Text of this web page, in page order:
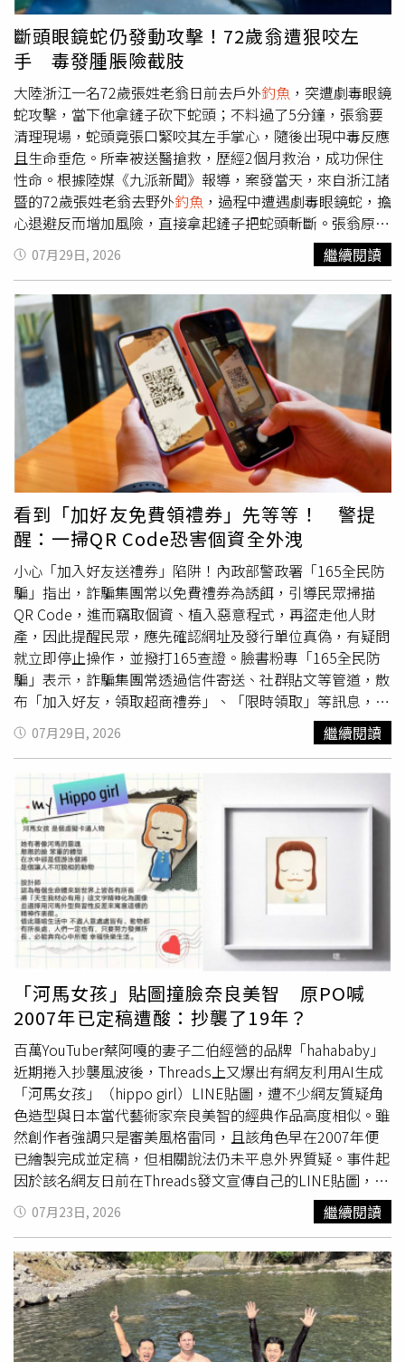
安全宣導攤位，透過趣味的「號誌翻翻樂」互動遊戲寓教於
樂，有效提升民眾與學生的交通安全觀念。新莊分局表示，
今年暑期青春專案將持續結合多元化的宣導活動，全面推動
反詐騙、反毒及掃黑等重點工作，並持續透過校園、社區與
企業的三方合作，強化青少年法治教育與自我保護能力。治
安工作需要全民共同參與，盼能透過熱血球賽將識詐、防毒
與交通安全觀念帶入每個家庭與社區，攜手打造更安全、幸
福的成長環境。
斷頭眼鏡蛇仍發動攻擊！72歲翁遭狠咬左
手 毒發腫脹險截肢
大陸浙江一名72歲張姓老翁日前去戶外釣魚 ，突遭劇毒眼鏡
蛇攻擊，當下他拿鏟子砍下蛇頭；不料過了5分鐘，張翁要
清理現場，蛇頭竟張口緊咬其左手掌心，隨後出現中毒反應
且生命垂危。所幸被送醫搶救，歷經2個月救治，成功保住
性命。根據陸媒《九派新聞》報導，案發當天，來自浙江諸
暨的72歲張姓老翁去野外釣魚 ，過程中遭遇劇毒眼鏡蛇，擔
心退避反而增加風險，直接拿起鏟子把蛇頭斬斷。張翁原以
為眼鏡蛇已死亡，徒手撿拾蛇頭時，已離體的蛇頭因神經反
射突然爆發攻擊，將毒牙深深刺入張翁左手掌心。張翁被咬
後，傷口迅速發黑腫脹，短短20分鐘內出現胸悶、噁心及視
力模糊等中毒反應，隨即被緊急送往浙江省中醫院急診科救
治。醫療團隊表示，張翁送醫時左手臂已腫脹變黑紫色像茄
子，加上心律過速且血壓暴降，體內肌酸激酶等指標飆升，
屬於典型的眼鏡蛇毒「神經—細胞—心臟」三重毒性發作。
倘若未即時搶救恐有生命危險，醫療團隊隨即展開治療，先
後實施肌肉筋膜切開減壓及負壓引流等手術，搶在壞死組織
蔓延前完成清創，並安排重症照護以穩定生命徵象。張翁度
過危險期後，由於患肢感染嚴重，一度面臨截肢危機。醫療
團隊採用系統性保肢方案，透過多次清創、人工真皮移植與
護理團隊的復健計畫，成功修復創面並保留其左手功能。張
翁在治療2個月後已順利康復出院，並向醫護人員致謝。對
此，醫師提醒，爬行類動物在頭部離體後，脊髓反射機制仍
可維持數十分鐘甚至更長時間，斷頭的咬合力與毒腺注射功
能依然存在，切勿徒手觸碰。若民眾不幸遭毒蛇咬傷，應保
持冷靜並記下蛇類特徵或拍照，儘速就醫，切忌自行用嘴吸
吮、隨意切開傷口或劇烈奔跑，以免加速毒液擴散。
07月29日, 2026 繼續閱讀
看到「加好友免費領禮券」先等等！ 警提
醒：一掃QR Code恐害個資全外洩
小心「加入好友送禮券」陷阱！內政部警政署「165全民防
騙」指出，詐騙集團常以免費禮券為誘餌，引導民眾掃描
QR Code，進而竊取個資、植入惡意程式，再盜走他人財
產，因此提醒民眾，應先確認網址及發行單位真偽，有疑問
就立即停止操作，並撥打165查證。臉書粉專「165全民防
騙」表示，詐騙集團常透過信件寄送、社群貼文等管道，散
布「加入好友，領取超商禮券」、「限時領取」等訊息，誘
導民眾掃描QR Code。「165全民防騙」指出，若直接掃描
QR Code，下秒可能跳轉至
網站，並被要求填寫姓名、
電話、銀行帳號等個資，甚至誘導下載不明 APP、開啟手機
權限，還可能被植入木馬程式，造成手機資料外洩，進而導
致帳號遭盜用或財產損失。「165全民防騙」強調，看到陌
生 QR Code，務必先確認發行單位及網址真偽；若有疑
問，立即停止操作，並撥打165反詐騙專線查證。「165全
民防騙」也提醒，真正的超商禮券只有2種，分別是「實體
禮券」與「虛擬商品卡」，前者可直接持券到門市使用，不
需要掃描QR Code，也不用登記資料，後者則多由官方APP
或簡訊發送，兌換方法由官方平台清楚說明，不需要加好
07月29日, 2026 繼續閱讀
「河馬女孩」貼圖撞臉奈良美智 原PO喊
2007年已定稿遭酸：抄襲了19年？
百萬YouTuber蔡阿嘎的妻子二伯經營的品牌「hahababy」
近期捲入抄襲風波後，Threads上又爆出有網友利用AI生成
「河馬女孩」（hippo girl）LINE貼圖，遭不少網友質疑角
色造型與日本當代藝術家奈良美智的經典作品高度相似。雖
然創作者強調只是審美風格雷同，且該角色早在2007年便
已繪製完成並定稿，但相關說法仍未平息外界質疑。事件起
因於該名網友日前在Threads發文宣傳自己的LINE貼圖，她
表示，這組以「Hippo Girl」刺繡貼布為靈感衍生出來的3D
毛絨質感貼圖「hippo girl doll」，中文名叫「河馬女孩娃
娃」，雖然是運用AI生圖，但也完美的保留了原本橘髮藍裙
的標誌性形象，還加上了超豐富的情緒細節。不過，她也感
嘆，截至2026年6月為止，貼圖收益少的可憐，感嘆「是要
叫我放棄嗎？」然而貼文曝光後，卻引發許多網友質疑角色
整體形象與奈良美智筆下的「大頭女孩」 極其相似，直言
「抄襲當然沒人要用啊」、「原來是抄襲美智，還以為是奈
07月23日, 2026 繼續閱讀